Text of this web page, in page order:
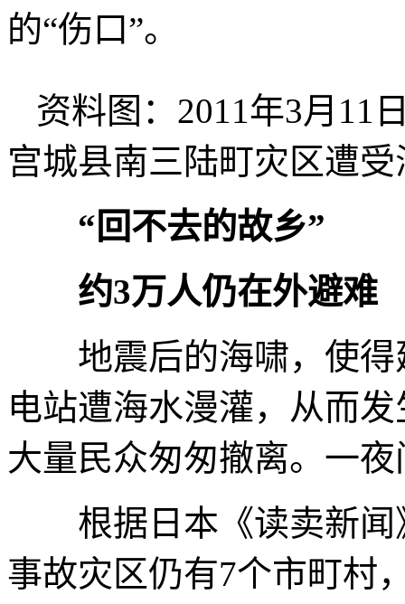
的“伤口”。
资料图：2011年3月11
宫城县南三陆町灾区遭
“回不去的故乡”
约3万人仍在外避难
地震后的海啸，使得
电站遭海水漫灌，从而
大量民众匆匆撤离。一
根据日本《读卖新闻
事故灾区仍有7个市町村